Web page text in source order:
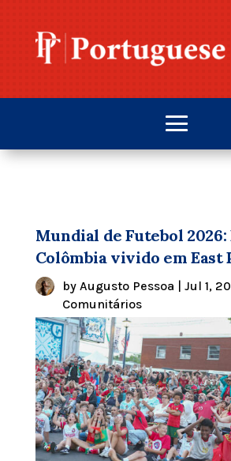
Mundial de Futebol
Colômbia vivido em East
by Augusto Pessoa | Jul 1,
Comunitários